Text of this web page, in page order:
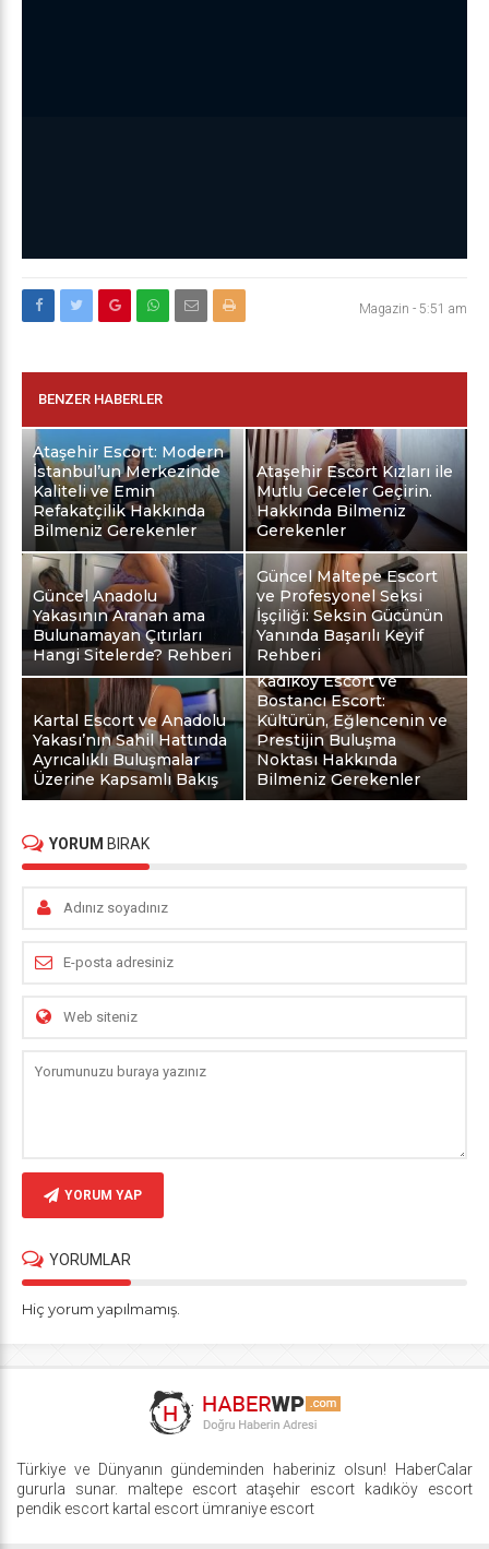
Magazin - 5:51 am
BENZER HABERLER
Ataşehir Escort: Modern
İstanbul’un Merkezinde
Kaliteli ve Emin
Refakatçilik Hakkında
Bilmeniz Gerekenler
Ataşehir Escort Kızları ile
Mutlu Geceler Geçirin.
Hakkında Bilmeniz
Gerekenler
Güncel Anadolu
Yakasının Aranan ama
Bulunamayan Çıtırları
Hangi Sitelerde? Rehberi
Güncel Maltepe Escort
ve Profesyonel Seksi
İşçiliği: Seksin Gücünün
Yanında Başarılı Keyif
Rehberi
Kartal Escort ve Anadolu
Yakası’nın Sahil Hattında
Ayrıcalıklı Buluşmalar
Üzerine Kapsamlı Bakış
Kadıköy Escort ve
Bostancı Escort:
Kültürün, Eğlencenin ve
Prestijin Buluşma
Noktası Hakkında
Bilmeniz Gerekenler
YORUM BIRAK
YORUM YAP
YORUMLAR
Hiç yorum yapılmamış.
Türkiye ve Dünyanın gündeminden haberiniz olsun! HaberCalar
gururla sunar. maltepe escort ataşehir escort
kadıköy escort
pendik escort kartal escort ümraniye escort